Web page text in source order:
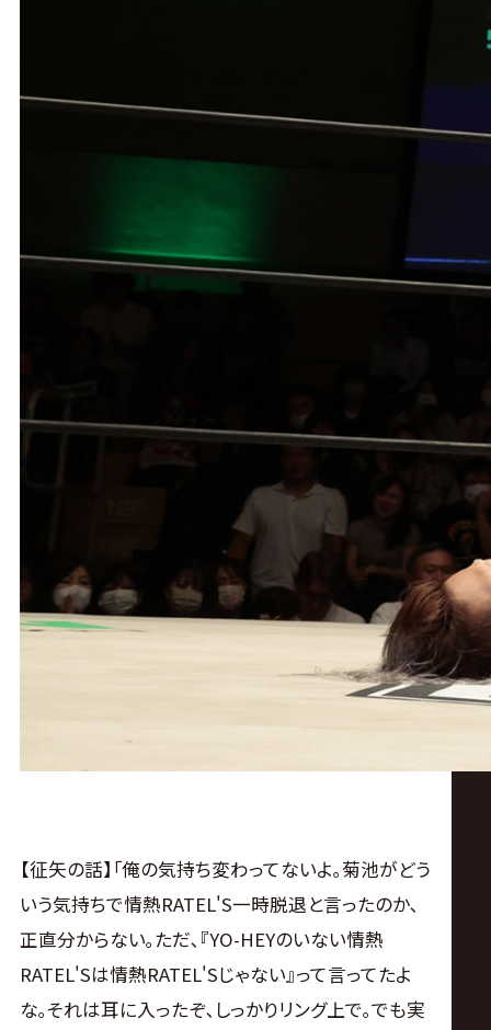
【征矢の話】｢俺の気持ち変わってないよ｡菊池がどう
いう気持ちで情熱RATEL'S一時脱退と言ったのか､
正直分からない｡ただ､『YO-HEYのいない情熱
RATEL'Sは情熱RATEL'Sじゃない』って言ってたよ
な｡それは耳に入ったぞ､しっかりリング上で｡でも実